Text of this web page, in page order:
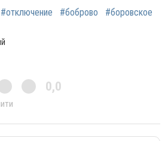
#отключение #боброво #боровское
0,0